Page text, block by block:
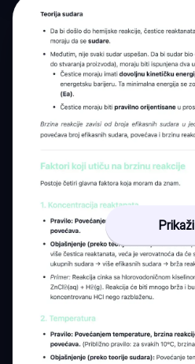
Prikaži